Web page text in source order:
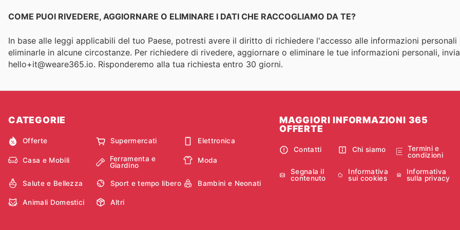
COME PUOI RIVEDERE, AGGIORNARE O ELIMINARE I DATI CHE RACCOGLIAMO DA TE?
In base alle leggi applicabili del tuo Paese, potresti avere il diritto di richiedere l'accesso alle informazioni
eliminarle in alcune circostanze. Per richiedere di rivedere, aggiornare o eliminare le tue informazioni personali,
hello+it@weare365.io. Risponderemo alla tua richiesta entro 30 giorni.
CATEGORIE
Offerte Supermercati Elettronica
Casa e Mobili
Ferramenta e
Giardino
Moda
Salute e Bellezza Sport e tempo libero Bambini e Neonati
Animali Domestici Altri
MAGGIORI INFORMAZIONI 365
OFFERTE
Contatti Chi siamo
Termini e
condizioni
Segnala il
contenuto
Informativa
sui cookies
Informativa
sulla privacy